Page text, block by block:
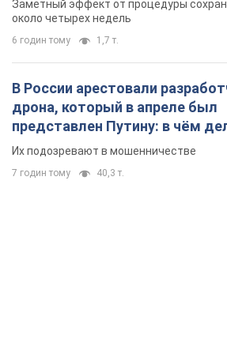
Заметный эффект от процедуры
около четырех недель
6 годин тому 1,7 т.
В России арестовали
дрона, который в апреле был
представлен Путину: в чём
Их подозревают в мошенничестве
7 годин тому 40,3 т.